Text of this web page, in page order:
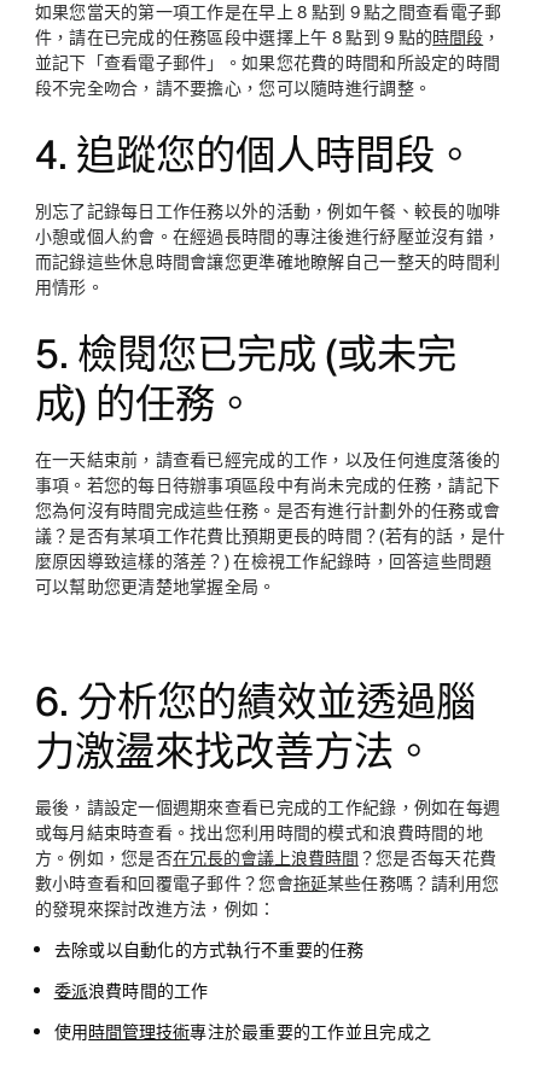
如果您當天的第一項工作是在早上 8 點到 9 點之間查看電子郵
件，請在已完成的任務區段中選擇上午 8 點到 9 點的時間段 ，
並記下「查看電子郵件」。如果您花費的時間和所設定的時間
段不完全吻合，請不要擔心，您可以隨時進行調整。
4. 追蹤您的個人時間段。
別忘了記錄每日工作任務以外的活動，例如午餐、較長的咖啡
小憩或個人約會。在經過長時間的專注後進行紓壓並沒有錯，
而記錄這些休息時間會讓您更準確地瞭解自己一整天的時間利
用情形。
5. 檢閱您已完成 (或未完
成) 的任務。
在一天結束前，請查看已經完成的工作，以及任何進度落後的
事項。若您的每日待辦事項區段中有尚未完成的任務，請記下
您為何沒有時間完成這些任務。是否有進行計劃外的任務或會
議？是否有某項工作花費比預期更長的時間？(若有的話，是什
麼原因導致這樣的落差？) 在檢視工作紀錄時，回答這些問題
可以幫助您更清楚地掌握全局。
6. 分析您的績效並透過腦
力激盪來找改善方法。
最後，請設定一個週期來查看已完成的工作紀錄，例如在每週
或每月結束時查看。找出您利用時間的模式和浪費時間的地
方。例如，您是否在冗長的會議上浪費時間 ？您是否每天花費
數小時查看和回覆電子郵件？您會拖延某些任務嗎？請利用您
的發現來探討改進方法，例如：
去除或以自動化的方式執行不重要的任務
委派浪費時間的工作
使用 時間管理技術專注於最重要的工作並且完成之